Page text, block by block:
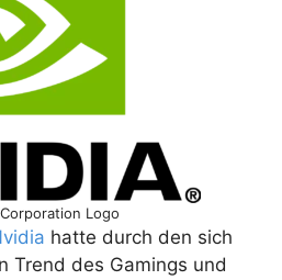
Logo
hatte durch den sich
Trend des Gamings und